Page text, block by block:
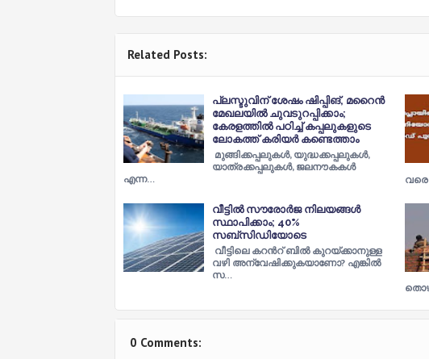
Related Posts:
പ്ലസ്ടുവിന് ശേഷം ഷിപ്പിങ്, മറൈൻ
മേഖലയിൽ ചുവടുറപ്പിക്കാം;
കേരളത്തിൽ പഠിച്ച് കപ്പലുകളുടെ
ലോകത്ത് കരിയർ കണ്ടെത്താം
മുങ്ങിക്കപ്പലുകൾ, യുദ്ധക്കപ്പലുകൾ,
യാത്രക്കപ്പലുകൾ, ജലനൗകകൾ
എന്ന…
വീട്ടിൽ സൗരോർജ നിലയങ്ങൾ
സ്ഥാപിക്കാം; 40%
സബ്സിഡിയോടെ
വീട്ടിലെ കറൻറ് ബിൽ കുറയ്ക്കാനുള്ള
വഴി അന്വേഷിക്കുകയാണോ? എങ്കിൽ
സ…
0 Comments: